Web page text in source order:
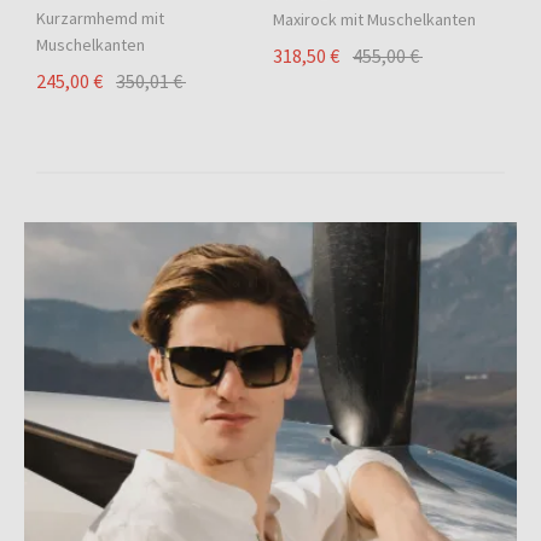
Kurzarmhemd mit
Muschelkanten
245,00 € 350,01 €
Maxirock mit Muschelkanten
318,50 € 455,00 €